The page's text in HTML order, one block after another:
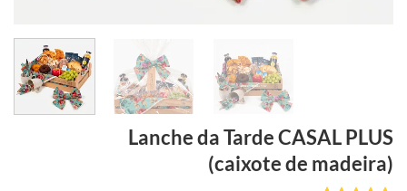
Lanche da TardeCASAL PLUS
(caixote de madeira)